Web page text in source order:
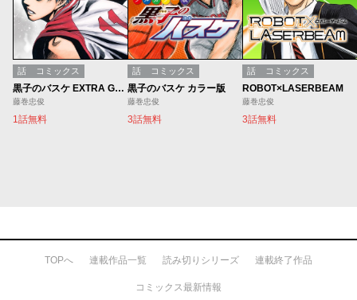
話 コミックス
黒子のバスケ EXTRA GAME
藤巻忠俊
1話無料
話 コミックス
黒子のバスケ カラー版
藤巻忠俊
3話無料
話 コミックス
ROBOT×LASERBEAM
藤巻忠俊
3話無料
TOPへ 連載作品一覧 読み切りシリーズ 連載終了作品
コミックス最新情報